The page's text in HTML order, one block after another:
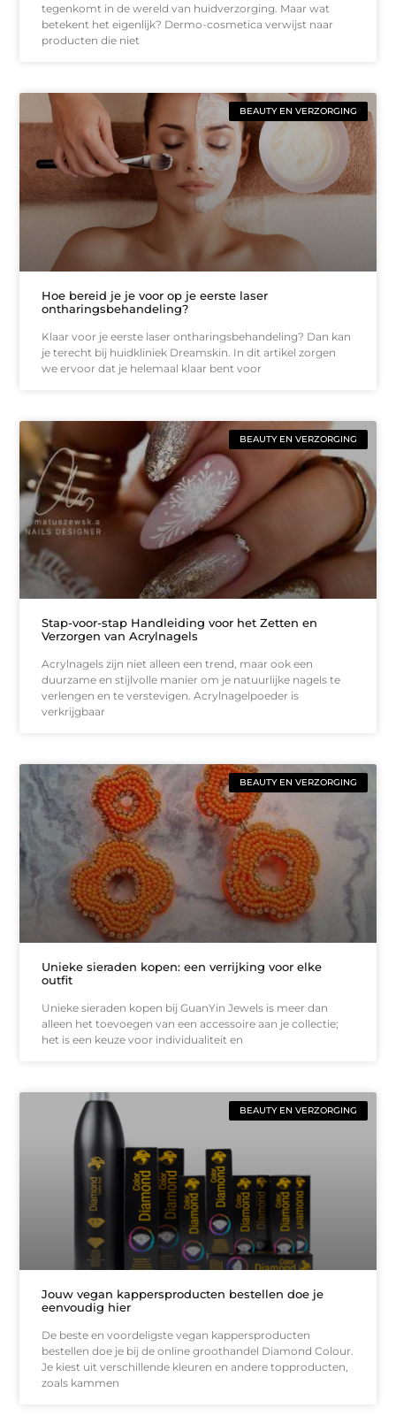
tegenkomt in de wereld van huidverzorging. Maar wat
betekent het eigenlijk? Dermo-cosmetica verwijst naar
producten die niet
BEAUTY EN VERZORGING
Hoe bereid je je voor op je eerste laser
ontharingsbehandeling?
Klaar voor je eerste laser ontharingsbehandeling? Dan kan
je terecht bij huidkliniek Dreamskin. In dit artikel zorgen
we ervoor dat je helemaal klaar bent voor
BEAUTY EN VERZORGING
Stap-voor-stap Handleiding voor het Zetten en
Verzorgen van Acrylnagels
Acrylnagels zijn niet alleen een trend, maar ook een
duurzame en stijlvolle manier om je natuurlijke nagels te
verlengen en te verstevigen. Acrylnagelpoeder is
verkrijgbaar
BEAUTY EN VERZORGING
Unieke sieraden kopen: een verrijking voor elke
outfit
Unieke sieraden kopen bij GuanYin Jewels is meer dan
alleen het toevoegen van een accessoire aan je collectie;
het is een keuze voor individualiteit en
BEAUTY EN VERZORGING
Jouw vegan kappersproducten bestellen doe je
eenvoudig hier
De beste en voordeligste vegan kappersproducten
bestellen doe je bij de online groothandel Diamond Colour.
Je kiest uit verschillende kleuren en andere topproducten,
zoals kammen